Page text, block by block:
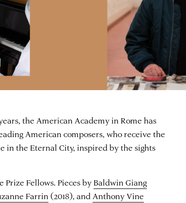
the American Academy in Rome has
American composers, who receive the
in the Eternal City, inspired by the sights
Prize Fellows. Pieces byBaldwin Giang
Farrin (2018), and Anthony Vine